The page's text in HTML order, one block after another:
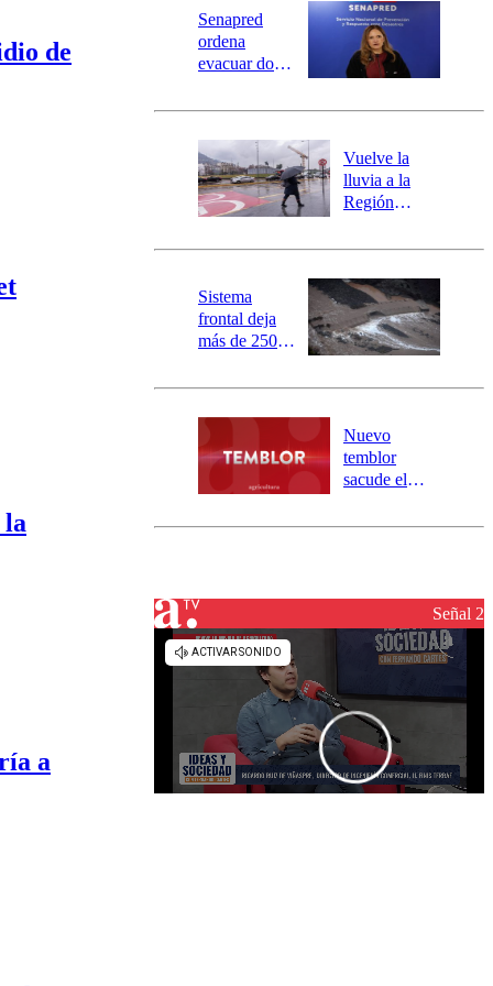
Universidad de Chile
Sustentabilidad
de
la
a
Senapred
ordena
evacuar dos
Carahue por
río Damas:
activa
mensajería
SAE
Vuelve la
lluvia a la
Región
este es el
la DMC para
este viernes
Sistema
frontal deja
más de 250
y 317
aisladas entre
Valparaíso y
Los Ríos
Nuevo
temblor
sacude el
revisa la
Señal 2